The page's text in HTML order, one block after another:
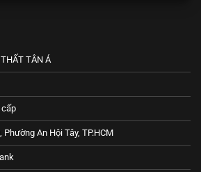
TÂN Á
cấp
An Hội Tây, TP.HCM